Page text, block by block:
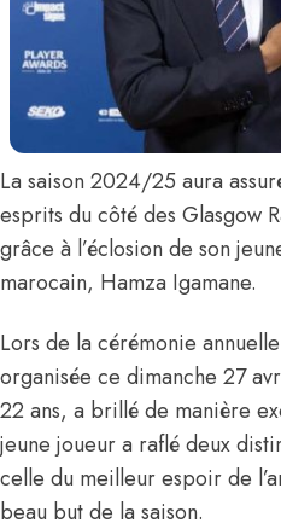
La saison 2024/25 aura
esprits du côté des Glasgow
grâce à l’éclosion de son
marocain, Hamza Igamane.
Lors de la cérémonie
organisée ce dimanche 27
22 ans, a brillé de manière
jeune joueur a raflé deux
celle du meilleur espoir de
beau but de la saison.